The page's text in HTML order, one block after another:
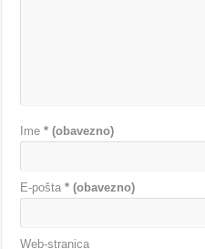
Ime* (obavezno)
E-pošta* (obavezno)
Web-stranica